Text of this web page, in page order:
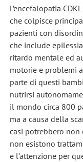
L’encefalopatia
che colpisce
pazienti con
che include
ritardo mentale ed
motorie e problemi
parte di questi
nutrirsi
il mondo circa 800
ma a causa della
casi potrebbero non
non esistono
e l’attenzione per